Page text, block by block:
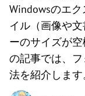
Windowsのエ
イル（画像や
ーのサイズが
の記事では、
法を紹介します